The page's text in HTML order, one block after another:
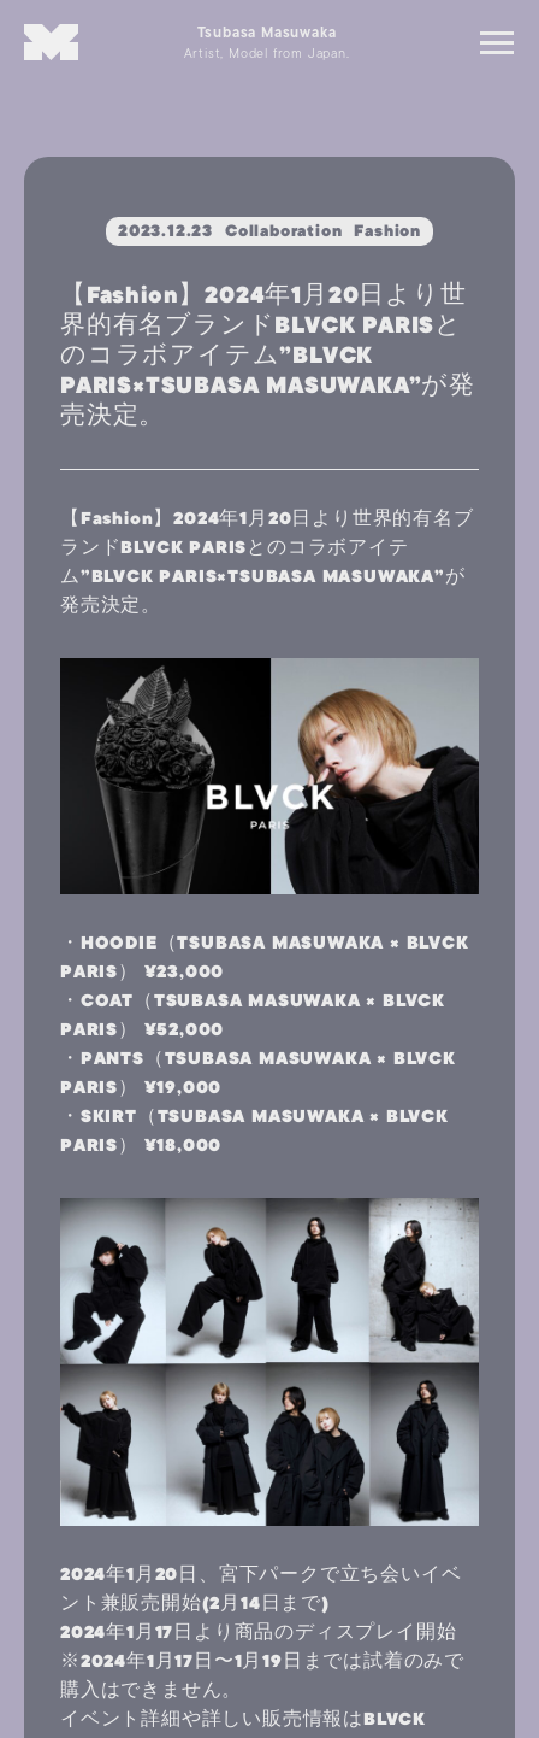
Tsubasa Masuwaka
Artist, Model from Japan.
2023.12.23 Collaboration Fashion
【Fashion】2024年1月20日より世
界的有名ブランドBLVCK PARISと
のコラボアイテム”BLVCK
PARIS×TSUBASA MASUWAKA”が発
売決定。
【Fashion】2024年1月20日より世界的有名ブ
ランドBLVCK PARISとのコラボアイテ
ム”BLVCK PARIS×TSUBASA MASUWAKA”が
発売決定。
・HOODIE（TSUBASA MASUWAKA × BLVCK
PARIS） ¥23,000
・COAT（TSUBASA MASUWAKA × BLVCK
PARIS） ¥52,000
・PANTS（TSUBASA MASUWAKA × BLVCK
PARIS） ¥19,000
・SKIRT（TSUBASA MASUWAKA × BLVCK
PARIS） ¥18,000
2024年1月20日、宮下パークで立ち会いイベ
ント兼販売開始(2月14日まで)
2024年1月17日より商品のディスプレイ開始
※2024年1月17日〜1月19日までは試着のみで
購入はできません。
イベント詳細や詳しい販売情報はBLVCK